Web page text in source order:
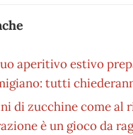
aperitivo estivo
tutti
di zucchine come al
è un gioco da